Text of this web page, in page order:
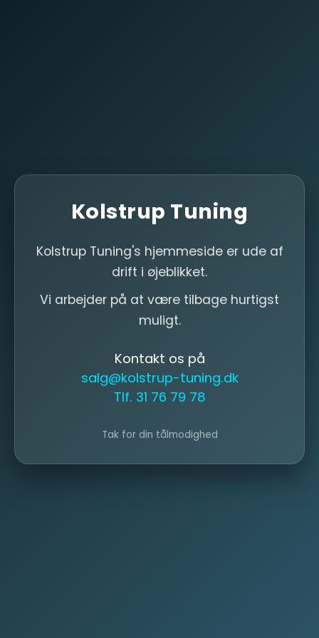
Kolstrup Tuning
Kolstrup Tuning's hjemmeside er ude af
drift i øjeblikket.
Vi arbejder på at være tilbage hurtigst
muligt.
Kontakt os på
salg@kolstrup-tuning.dk
Tlf. 31 76 79 78
Tak for din tålmodighed